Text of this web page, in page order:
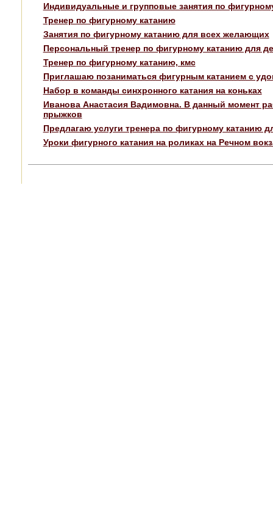
Индивидуальные и групповые занятия по
Тренер по фигурному катанию
Занятия по фигурному катанию для всех желающих
Персональный тренер по фигурному катанию для
Тренер по фигурному катанию, кмс
Приглашаю позаниматься фигурным катанием с
Набор в команды синхронного катания на коньках
Иванова Анастасия Вадимовна. В данный момент
прыжков
Предлагаю услуги тренера по фигурному катанию
Уроки фигурного катания на роликах на Речном